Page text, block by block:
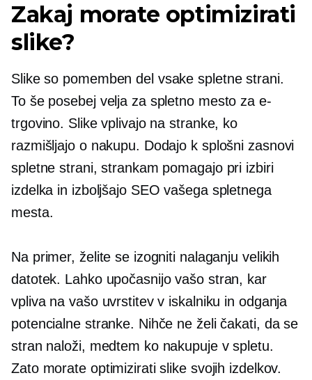
Zakaj morate optimizirati
slike?
Slike so pomemben del vsake spletne strani.
To še posebej velja za spletno mesto za e-
trgovino. Slike vplivajo na stranke, ko
razmišljajo o nakupu. Dodajo k splošni zasnovi
spletne strani, strankam pomagajo pri izbiri
izdelka in izboljšajo SEO vašega spletnega
mesta.
Na primer, želite se izogniti nalaganju velikih
datotek. Lahko upočasnijo vašo stran, kar
vpliva na vašo uvrstitev v iskalniku in odganja
potencialne stranke. Nihče ne želi čakati, da se
stran naloži, medtem ko nakupuje v spletu.
Zato morate optimizirati slike svojih izdelkov.